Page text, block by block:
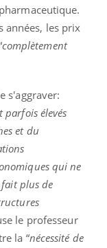
années, les prix
complètement
s'aggraver:
parfois élevés
et du
qui ne
plus de
le professeur
la “nécessité de